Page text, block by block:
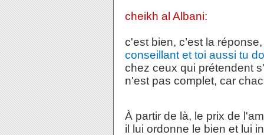
cheikh al Albani:
c'est bien, c’est la
conseillant et toi aussi tu
chez ceux qui prétendent
n'est pas complet, car
À partir de là, le prix de
il lui ordonne le bien et lui